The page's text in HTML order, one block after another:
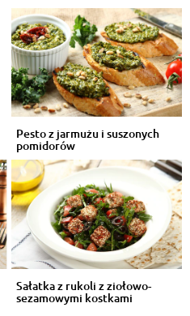
Pesto z jarmużu i suszonych
pomidorów
Sałatka z rukoli z ziołowo-
sezamowymi kostkami